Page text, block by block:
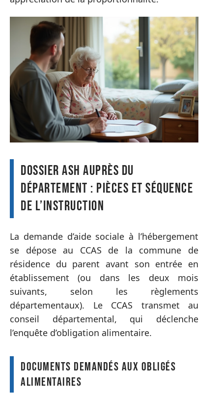
Dossier ASH auprès du
département : pièces et séquence
de l’instruction
La demande d’aide sociale à l’hébergement
se dépose au CCAS de la commune de
résidence du parent avant son entrée en
établissement (ou dans les deux mois
suivants, selon les règlements
départementaux). Le CCAS transmet au
conseil départemental, qui déclenche
l’enquête d’obligation alimentaire.
Documents demandés aux obligés
alimentaires